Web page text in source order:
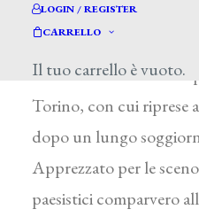
LOGIN / REGISTER
CARRELLO
Il tuo carrello è vuoto.
Bologna 1829 – Pesaro
Figlio di Domenico e
attivo dal 1851 al 1857
Torino, con cui riprese
dopo un lungo
Apprezzato per le
paesistici comparvero